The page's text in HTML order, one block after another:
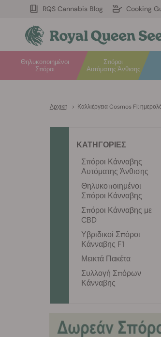
RQS Cannabis Blog Cooking
Σπόροι
Αυτόματης Άνθισης
Θηλυκοποιημένοι
Σπόροι
Αρχική > Καλλιέργεια Cosmos F1:
ΚΑΤΗΓΟΡΙΕΣ
Σπόροι Κάνναβης
Αυτόματης Άνθισης
Θηλυκοποιημένοι
Σπόροι Κάνναβης
Σπόροι Κάνναβης με
CBD
Υβριδικοί Σπόροι
Κάνναβης F1
Μεικτά Πακέτα
Συλλογή Σπόρων
Κάνναβης